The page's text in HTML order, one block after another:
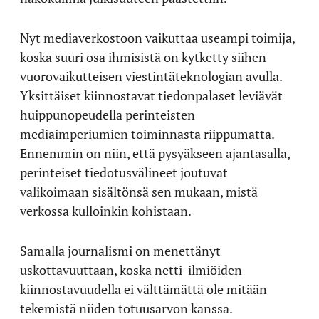
Nyt mediaverkostoon vaikuttaa useampi toimija,
koska suuri osa ihmisistä on kytketty siihen
vuorovaikutteisen viestintäteknologian avulla.
Yksittäiset kiinnostavat tiedonpalaset leviävät
huippunopeudella perinteisten
mediaimperiumien toiminnasta riippumatta.
Ennemmin on niin, että pysyäkseen ajantasalla,
perinteiset tiedotusvälineet joutuvat
valikoimaan sisältönsä sen mukaan, mistä
verkossa kulloinkin kohistaan.
Samalla journalismi on menettänyt
uskottavuuttaan, koska netti-ilmiöiden
kiinnostavuudella ei välttämättä ole mitään
tekemistä niiden totuusarvon kanssa.